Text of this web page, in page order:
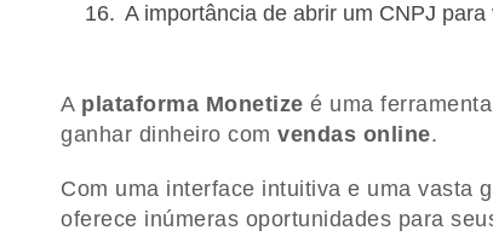
A importância de abrir um CNPJ
A plataforma Monetize é uma
ganhar dinheiro com vendas online.
Com uma interface intuitiva e uma vasta
oferece inúmeras oportunidades para